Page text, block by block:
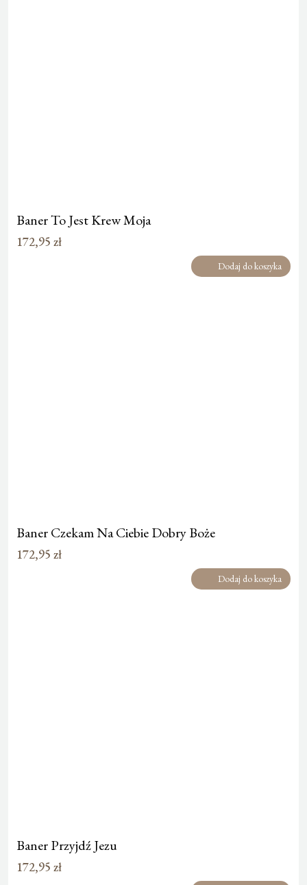
Baner To Jest Krew Moja
172,95 zł
Dodaj do koszyka
Baner Czekam Na Ciebie Dobry Boże
172,95 zł
Dodaj do koszyka
Baner Przyjdź Jezu
172,95 zł